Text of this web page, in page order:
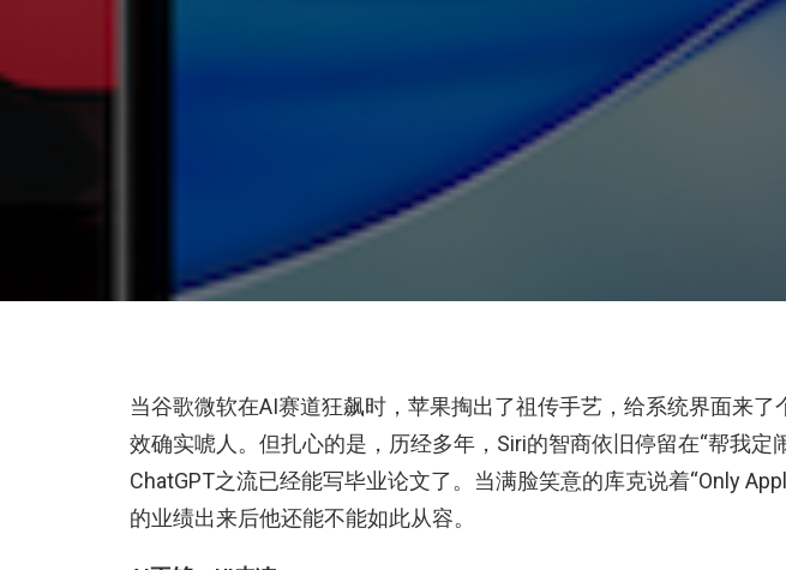
当谷歌微软在AI赛道狂飙时，苹果掏出了祖传手艺，给系统界面来了
效确实唬人。但扎心的是，历经多年，Siri的智商依旧停留在“帮我定
ChatGPT之流已经能写毕业论文了。当满脸笑意的库克说着“Only
的业绩出来后他还能不能如此从容。